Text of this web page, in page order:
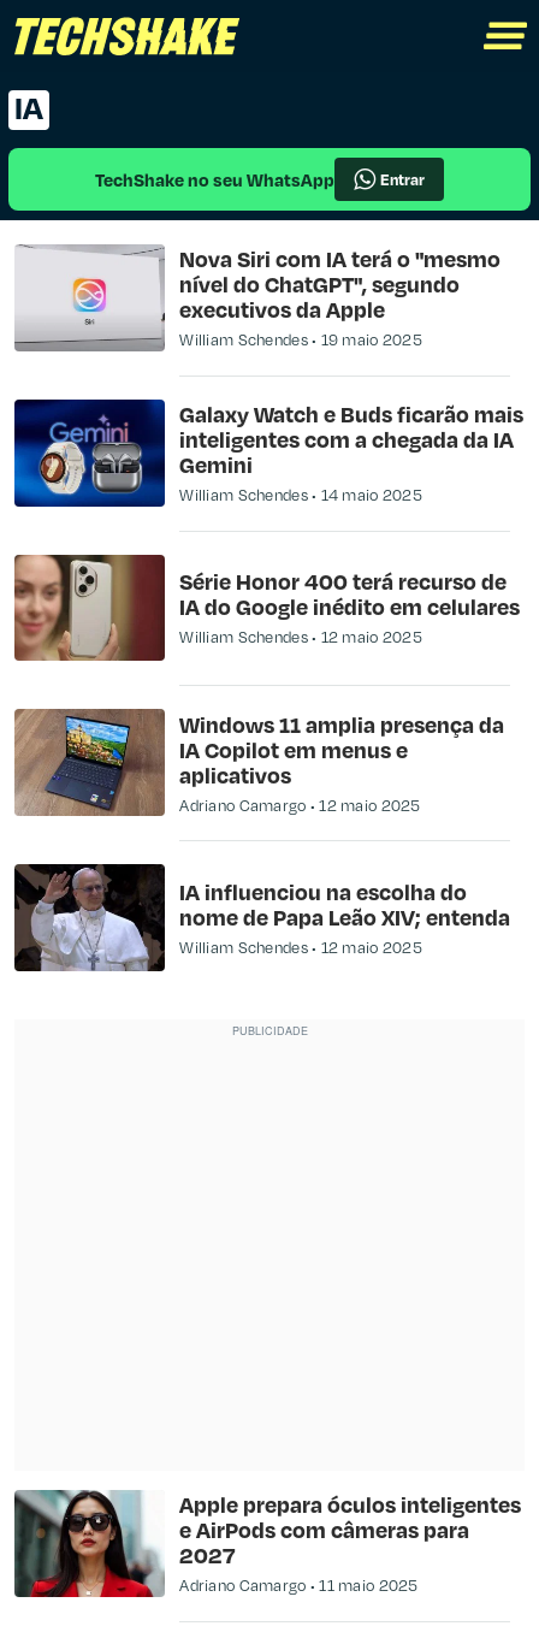
IA
TechShake no seu WhatsApp Entrar
Nova Siri com IA terá o "mesmo
nível do ChatGPT", segundo
executivos da Apple
William Schendes 19 maio 2025
Galaxy Watch e Buds ficarão mais
inteligentes com a chegada da IA
Gemini
William Schendes 14 maio 2025
Série Honor 400 terá recurso de
IA do Google inédito em celulares
William Schendes 12 maio 2025
Windows 11 amplia presença da
IA Copilot em menus e
aplicativos
Adriano Camargo 12 maio 2025
IA influenciou na escolha do
nome de Papa Leão XIV; entenda
William Schendes 12 maio 2025
Apple prepara óculos inteligentes
e AirPods com câmeras para
2027
Adriano Camargo 11 maio 2025